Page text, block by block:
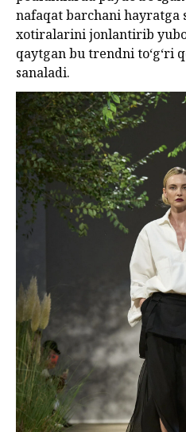
nafaqat barchani hayratga
xotiralarini jonlantirib
qaytgan bu trendni to‘g‘ri
sanaladi.